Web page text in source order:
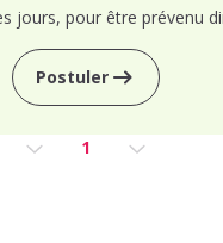
jours, pour être prévenu
Postuler
1